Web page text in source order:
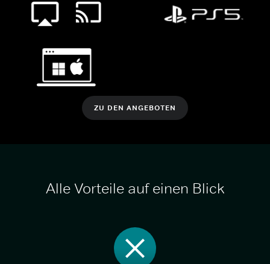
ZU DEN ANGEBOTEN
Alle Vorteile auf einen Blick